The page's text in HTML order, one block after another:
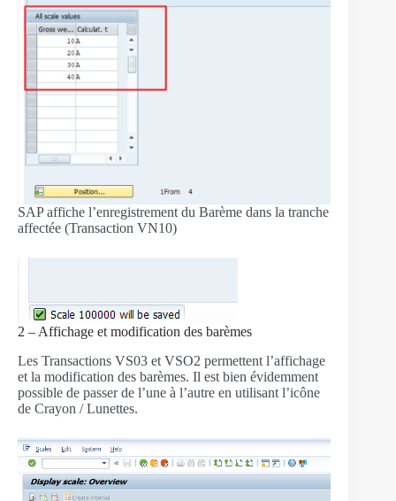
SAP affiche l’enregistrement du Barème dans la tranche
affectée (Transaction VN10)
2 – Affichage et modification des barèmes
Les Transactions VS03 et VSO2 permettent l’affichage
et la modification des barèmes. Il est bien évidemment
possible de passer de l’une à l’autre en utilisant l’icône
de Crayon / Lunettes.